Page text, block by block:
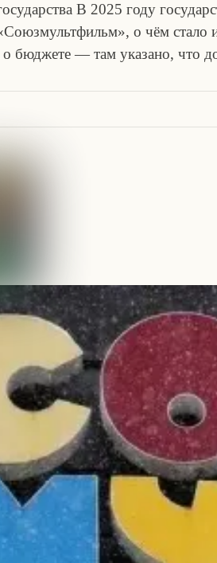
В 2025 году
о чём стало
о бюджете — там указано, что